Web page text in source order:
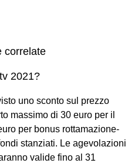
correlate
2021?
uno sconto sul prezzo
massimo di 30 euro per il
per bonus rottamazione-
stanziati. Le agevolazioni
valide fino al 31